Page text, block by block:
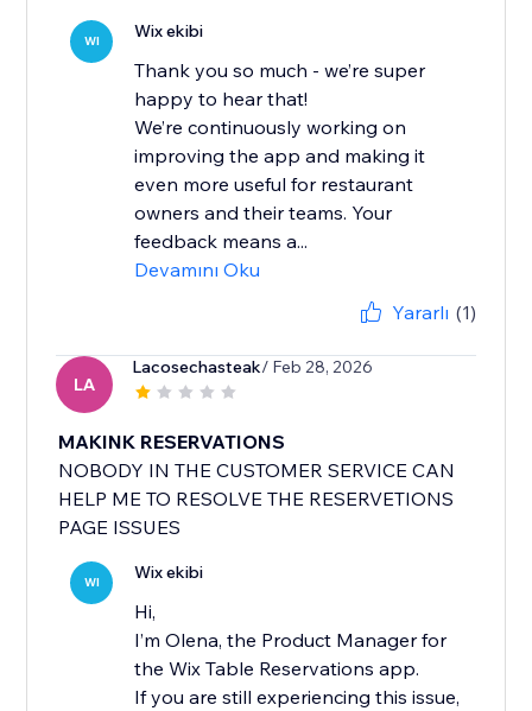
WI Wix ekibi
Thank you so much - we’re super
happy to hear that!
We’re continuously working on
improving the app and making it
even more useful for restaurant
owners and their teams. Your
feedback means a...
Devamını Oku
Yararlı (1)
LA
Lacosechasteak/ Feb 28, 2026
MAKINK RESERVATIONS
NOBODY IN THE CUSTOMER SERVICE CAN
HELP ME TO RESOLVE THE RESERVETIONS
PAGE ISSUES
WI Wix ekibi
Hi,
I’m Olena, the Product Manager for
the Wix Table Reservations app.
If you are still experiencing this issue,